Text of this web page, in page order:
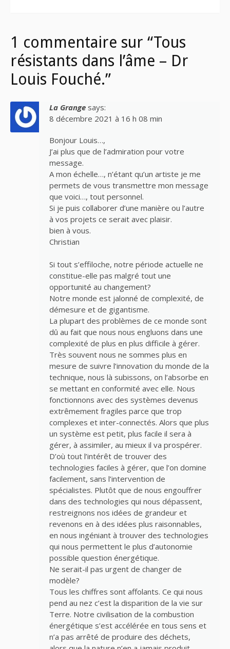
1 commentaire sur “Tous
résistants dans l’âme – Dr
Louis Fouché.”
La Grange says:
8 décembre 2021 à 16 h 08 min
Bonjour Louis…,
J’ai plus que de l’admiration pour votre
message.
A mon échelle…, n’étant qu’un artiste je me
permets de vous transmettre mon message
que voici…, tout personnel.
Si je puis collaborer d’une manière ou l’autre
à vos projets ce serait avec plaisir.
bien à vous.
Christian
Si tout s’effiloche, notre période actuelle ne
constitue-elle pas malgré tout une
opportunité au changement?
Notre monde est jalonné de complexité, de
démesure et de gigantisme.
La plupart des problèmes de ce monde sont
dû au fait que nous nous engluons dans une
complexité de plus en plus difficile à gérer.
Très souvent nous ne sommes plus en
mesure de suivre l’innovation du monde de la
technique, nous là subissons, on l’absorbe en
se mettant en conformité avec elle. Nous
fonctionnons avec des systèmes devenus
extrêmement fragiles parce que trop
complexes et inter-connectés. Alors que plus
un système est petit, plus facile il sera à
gérer, à assimiler, au mieux il va prospérer.
D’où tout l’intérêt de trouver des
technologies faciles à gérer, que l’on domine
facilement, sans l’intervention de
spécialistes. Plutôt que de nous engouffrer
dans des technologies qui nous dépassent,
restreignons nos idées de grandeur et
revenons en à des idées plus raisonnables,
en nous ingéniant à trouver des technologies
qui nous permettent le plus d’autonomie
possible question énergétique.
Ne serait-il pas urgent de changer de
modèle?
Tous les chiffres sont affolants. Ce qui nous
pend au nez c’est la disparition de la vie sur
Terre. Notre civilisation de la combustion
énergétique s’est accélérée en tous sens et
n’a pas arrêté de produire des déchets,